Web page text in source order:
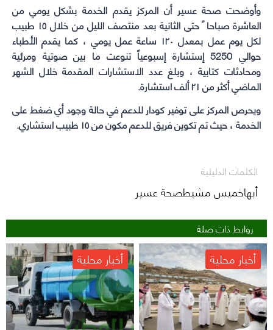
وأوضحتصحة عسير أن المركز يقدم الخدمة بشكل يومي من
العاشرة صباحا ً حتى الثانية بعد منتصف الليل من خلال ١٥ طبيب
لكل يوم عمل بمعدل ١٢٠ ساعة عمل يومي ، كما يقدم الأطباء
حوالي 5250 إستشارة إسبوعياً تنوعت ما بين صوتية ومرئية
ومحادثات كتابية ، وبلغ عدد الاستشارات المقدمة خلال الشهر
الماضي أكثر من ٢١ ألف استشارة.
ويحرص المركز على توفير كودار للدعم في حالة وجود أي ضغط على
الخدمة ، حيث تم تكوين فريق للدعم مكون من ١٥ طبيب استشاري.
الكلمات الدليلية
أبهاخميس مشيطصحة عسير
روابط ذات صلة
أخبار محلية أخبار محلية